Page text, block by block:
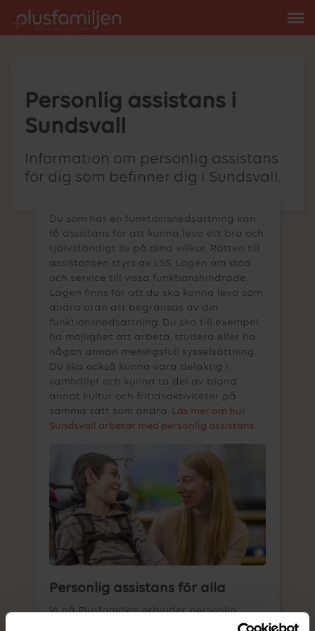
Personlig assistans i
Sundsvall
Information om personlig assistans
för dig som befinner dig i Sundsvall.
Du som har en funktionsnedsättning kan
få assistans för att kunna leva ett bra och
självständigt liv på dina villkor. Rätten till
assistansen styrs av LSS, Lagen om stöd
och service till vissa funktionshindrade.
Lagen finns för att du ska kunna leva som
andra utan att begränsas av din
funktionsnedsättning. Du ska till exempel
ha möjlighet att arbeta, studera eller ha
någon annan meningsfull sysselsättning.
Du ska också kunna vara delaktig i
samhället och kunna ta del av bland
annat kultur och fritidsaktiviteter på
samma sätt som andra. Läs mer om hur
Sundsvall arbetar med personlig assistans
Personlig assistans för alla
Vi på Plusfamiljen erbjuder personlig